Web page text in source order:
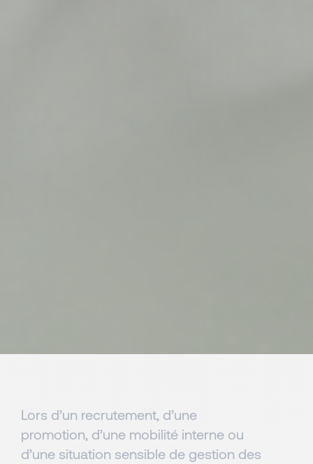
Lors d’un recrutement, d’une
promotion, d’une mobilité interne ou
d’une situation sensible de gestion des